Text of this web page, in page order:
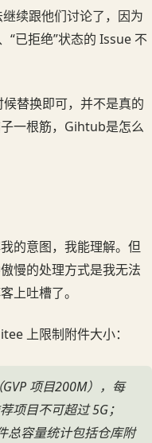
续跟他们讨论了，因为
“已拒绝”状态的 Issue 不
替换即可，并不是真的
一根筋，Gihtub是怎么
的意图，我能理解。但
慢的处理方式是我无法
上吐槽了。
上限制附件大小：
项目200M），每
项目不可超过 5G；
总容量统计包括仓库附